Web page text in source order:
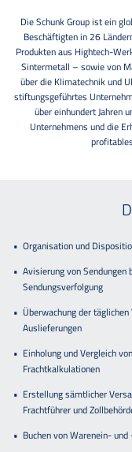
Die Schunk Group ist ein
Beschäftigten in 26
Produkten aus Hightech-
Sintermetall – sowie von
über die Klimatechnik und
stiftungsgeführtes
über einhundert Jahren
Unternehmens und die
Organisation und
Avisierung von
Sendungsverfolgung
Überwachung der
Auslieferungen
Einholung und Vergleich
Frachtkalkulationen
Erstellung sämtlicher
Frachtführer und
Buchen von Warenein-